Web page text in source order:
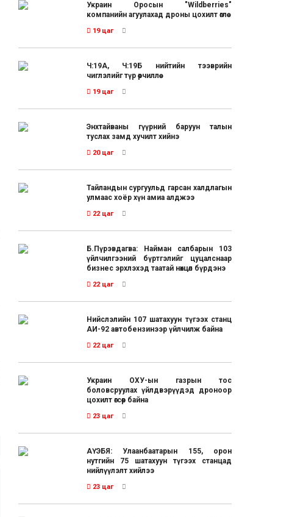
Украин Оросын "Wildberries"
компанийн агуулахад дроны цохилт өглөө
19 цаг
Ч:19А, Ч:19Б нийтийн тээврийн
чиглэлийг түр өөрчиллөө
19 цаг
Энхтайваны гүүрний баруун талын
туслах замд хучилт хийнэ
20 цаг
Тайландын сургуульд гарсан халдлагын
улмаас хоёр хүн амиа алджээ
22 цаг
Б.Пүрэвдагва: Найман салбарын 103
үйлчилгээний бүртгэлийг цуцалснаар
бизнес эрхлэхэд таатай нөхцөл бүрдэнэ
22 цаг
Нийслэлийн 107 шатахуун түгээх станц
АИ-92 автобензинээр үйлчилж байна
22 цаг
Украин ОХУ-ын газрын тос
боловсруулах үйлдвэрүүдэд дроноор
цохилт өгсөөр байна
23 цаг
АҮЭБЯ: Улаанбаатарын 155, орон
нутгийн 75 шатахуун түгээх станцад
нийлүүлэлт хийлээ
23 цаг